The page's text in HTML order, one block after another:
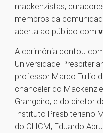
mackenzistas,
membros da
aberta ao público com
A cerimônia contou
Universidade
professor Marco Tullio
chanceler do
Grangeiro; e do diretor
Instituto Presbiteriano
do CHCM, Eduardo